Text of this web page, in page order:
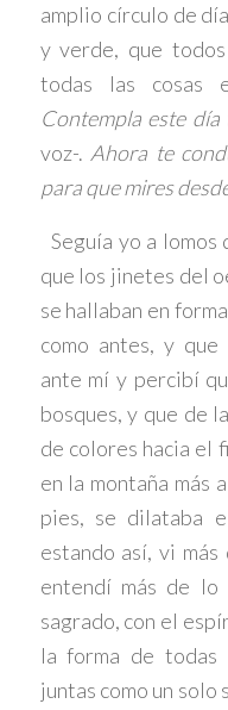
amplio círculo de
y verde, que
todas las cosas
Contempla este
voz-.Ahora te
para que mires
Seguía yo a lomos
que los jinetes del
se hallaban en
como antes, y
ante mí y percibí
bosques, y que de
de colores hacia el
en la montaña más
pies, se dilataba
estando así, vi
entendí más de
sagrado, con el
la forma de todas
juntas como un